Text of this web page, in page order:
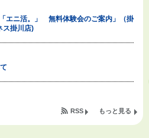
エニ活。」 無料体験会のご案内」（掛
ス掛川店)
館、大須賀中央公民館）講座のお知らせ
もっと見る
RSS